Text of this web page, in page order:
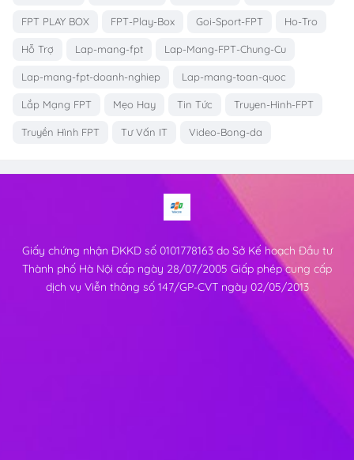
FPT PLAY BOX FPT-Play-Box Goi-Sport-FPT Ho-Tro
Hỗ Trợ Lap-mang-fpt Lap-Mang-FPT-Chung-Cu
Lap-mang-fpt-doanh-nghiep Lap-mang-toan-quoc
Lắp Mạng FPT Mẹo Hay Tin Tức Truyen-Hinh-FPT
Truyền Hình FPT Tư Vấn IT Video-Bong-da
Giấy chứng nhận ĐKKD số 0101778163 do Sở Kế hoạch Đầu tư
Thành phố Hà Nội cấp ngày 28/07/2005 Giấp phép cung cấp
dịch vụ Viễn thông số 147/GP-CVT ngày 02/05/2013